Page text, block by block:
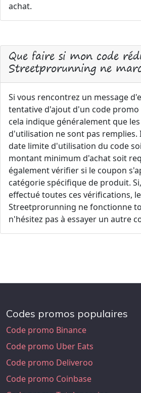
achat.
Que faire si mon code
Streetprorunning ne
Si vous rencontrez un message
tentative d'ajout d'un code
cela indique généralement que
d'utilisation ne sont pas remplies.
date limite d'utilisation du code
montant minimum d'achat soit
également vérifier si le coupon
catégorie spécifique de produit.
effectué toutes ces vérifications,
Streetprorunning ne fonctionne
n'hésitez pas à essayer un autre
Codes promos populaires
Code promo Binance
Code promo Uber Eats
Code promo Deliveroo
Code promo Coinbase